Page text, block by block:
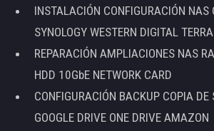
INSTALACIÓN CONFIGURACIÓN NAS
SYNOLOGY WESTERN DIGITAL
REPARACIÓN AMPLIACIONES NAS
HDD 10GbE NETWORK CARD
CONFIGURACIÓN BACKUP COPIA DE
GOOGLE DRIVE ONE DRIVE AMAZON